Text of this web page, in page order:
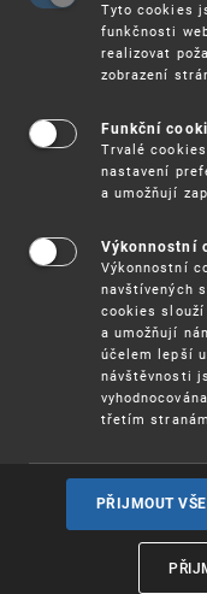
Celkový
Právní předpisy
Tyto cookies
funkčnosti
realizovat
zobrazení
Funkční
Trvalé
nastavení
a umožňují
Výkonnostní
Výkonnostní
navštívených
cookies slouží
a umožňují
účelem lepší
návštěvnosti
třetím stranám.
PŘIJMOUT